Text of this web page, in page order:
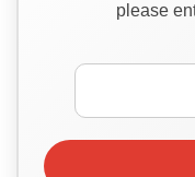
please